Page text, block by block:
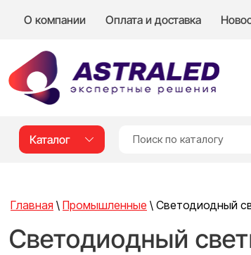
О компании Оплата и доставка
Каталог
Главная \ Промышленные \ Светодиодный
Светодиодный